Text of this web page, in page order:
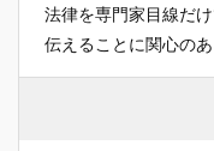
法律を専門家目線だ
伝えることに関心の